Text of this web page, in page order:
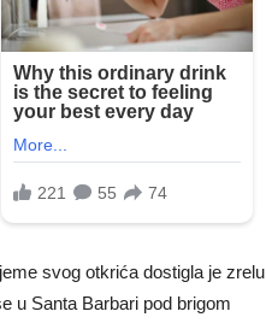
svog otkrića dostigla je zrelu
u Santa Barbari pod brigom